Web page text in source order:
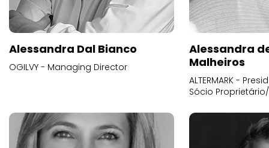
Alessandra Dal Bianco
OGILVY - Managing Director
Alessandra
Malheiros
ALTERMARK -
Sócio